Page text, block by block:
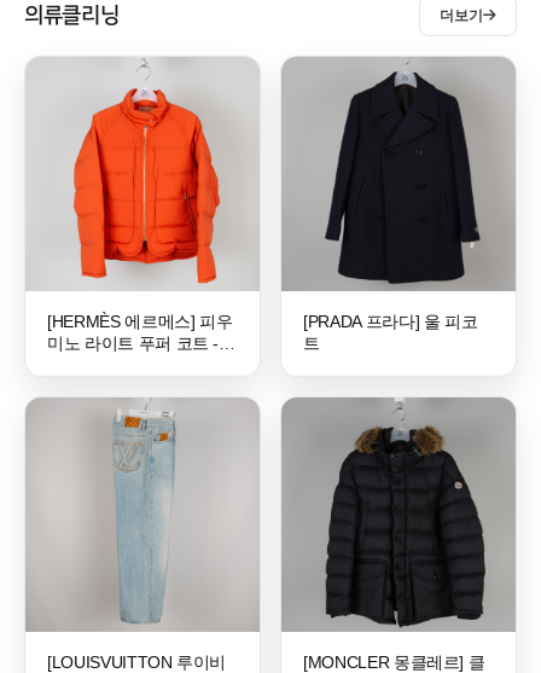
의류클리닝 더보기
[HERMÈS 에르메스] 피우
미노 라이트 푸퍼 코트 -
[PRADA 프라다] 울 피코
트
[LOUISVUITTON 루이비
[MONCLER 몽클레르] 클